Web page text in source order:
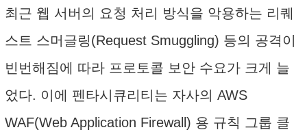
최근 웹 서버의 요청 처리 방식을 악용하는 리퀘
스트 스머글링(Request Smuggling) 등의 공격이
빈번해짐에 따라 프로토콜 보안 수요가 크게 늘
었다. 이에 펜타시큐리티는 자사의 AWS
WAF(Web Application Firewall) 용 규칙 그룹 클